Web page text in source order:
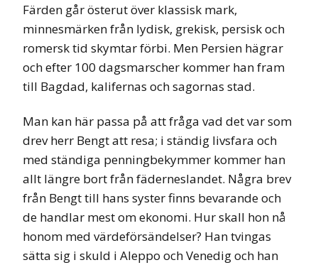
Färden går österut över klassisk mark,
minnesmärken från lydisk, grekisk, persisk och
romersk tid skymtar förbi. Men Persien hägrar
och efter 100 dagsmarscher kommer han fram
till Bagdad, kalifernas och sagornas stad.
Man kan här passa på att fråga vad det var som
drev herr Bengt att resa; i ständig livsfara och
med ständiga penningbekymmer kommer han
allt längre bort från fäderneslandet. Några brev
från Bengt till hans syster finns bevarande och
de handlar mest om ekonomi. Hur skall hon nå
honom med värdeförsändelser? Han tvingas
sätta sig i skuld i Aleppo och Venedig och han